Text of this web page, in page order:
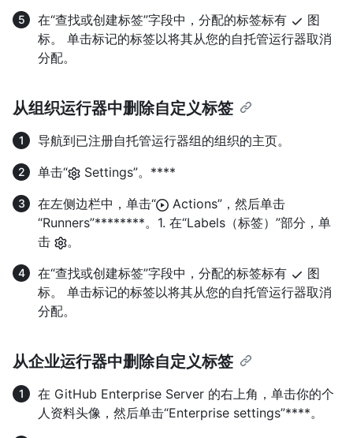
在“查找或创建标签”字段中，分配的标签标有
图
标。 单击标记的标签以将其从您的自托管运行器取消
分配。
从组织运行器中删除自定义标签
导航到已注册自托管运行器组的组织的主页。
单击“
Settings”。****
在左侧边栏中，单击“
Actions”，然后单击
“Runners”********。1. 在“Labels（标签）”部分，单
击
。
在“查找或创建标签”字段中，分配的标签标有
图
标。 单击标记的标签以将其从您的自托管运行器取消
分配。
从企业运行器中删除自定义标签
在 GitHub Enterprise Server 的右上角，单击你的个
人资料头像，然后单击“Enterprise settings”****。